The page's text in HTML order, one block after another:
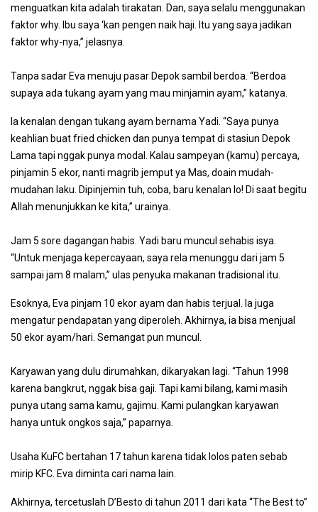
menguatkan kita adalah tirakatan. Dan, saya selalu menggunakan
faktor why. Ibu saya ‘kan pengen naik haji. Itu yang saya jadikan
faktor why-nya,” jelasnya.
Tanpa sadar Eva menuju pasar Depok sambil berdoa. “Berdoa
supaya ada tukang ayam yang mau minjamin ayam,” katanya.
Ia kenalan dengan tukang ayam bernama Yadi. “Saya punya
keahlian buat fried chicken dan punya tempat di stasiun Depok
Lama tapi nggak punya modal. Kalau sampeyan (kamu) percaya,
pinjamin 5 ekor, nanti magrib jemput ya Mas, doain mudah-
mudahan laku. Dipinjemin tuh, coba, baru kenalan lo! Di saat begitu
Allah menunjukkan ke kita,” urainya.
Jam 5 sore dagangan habis. Yadi baru muncul sehabis isya.
“Untuk menjaga kepercayaan, saya rela menunggu dari jam 5
sampai jam 8 malam,” ulas penyuka makanan tradisional itu.
Esoknya, Eva pinjam 10 ekor ayam dan habis terjual. Ia juga
mengatur pendapatan yang diperoleh. Akhirnya, ia bisa menjual
50 ekor ayam/hari. Semangat pun muncul.
Karyawan yang dulu dirumahkan, dikaryakan lagi. “Tahun 1998
karena bangkrut, nggak bisa gaji. Tapi kami bilang, kami masih
punya utang sama kamu, gajimu. Kami pulangkan karyawan
hanya untuk ongkos saja,” paparnya.
Usaha KuFC bertahan 17 tahun karena tidak lolos paten sebab
mirip KFC. Eva diminta cari nama lain.
Akhirnya, tercetuslah D’Besto di tahun 2011 dari kata “The Best to”